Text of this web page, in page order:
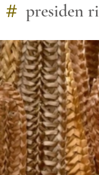
# presiden ri